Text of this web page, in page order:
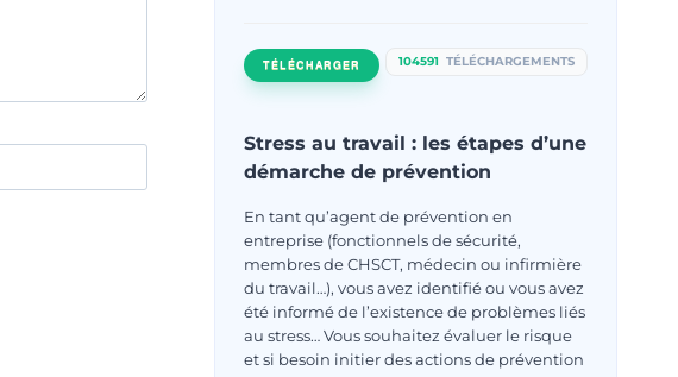
TÉLÉCHARGER 104591 TÉLÉCHARGEMENTS
Stress au travail : les étapes d’une
démarche de prévention
En tant qu’agent de prévention en
entreprise (fonctionnels de sécurité,
membres de CHSCT, médecin ou infirmière
du travail…), vous avez identifié ou vous avez
été informé de l’existence de problèmes liés
au stress… Vous souhaitez évaluer le risque
et si besoin initier des actions de prévention